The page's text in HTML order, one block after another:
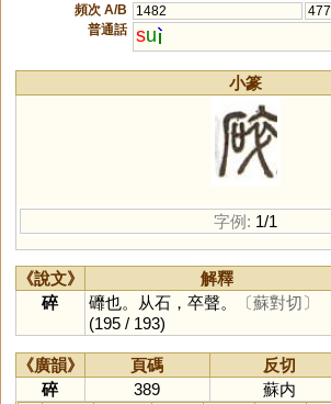
頻次 A/B
1482
477
普通話 su
小篆
字例: 1/1
《說文》 解釋
碎
䃺也。从石，卒聲。
〔蘇對切〕
(195 / 193)
《廣韻》 頁碼 反切
碎
389
蘇内